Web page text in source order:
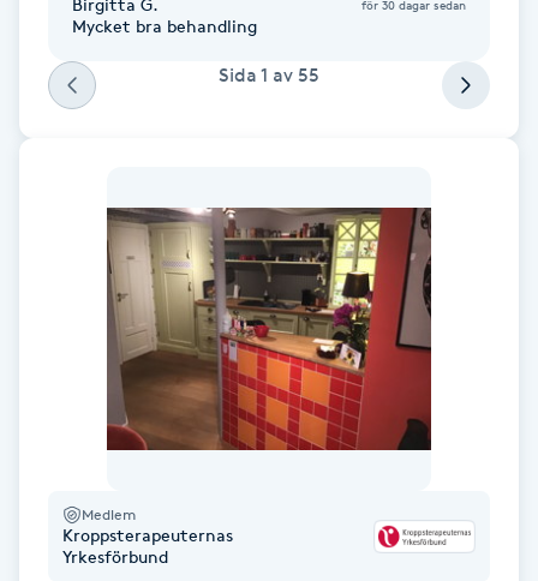
Fotsvamp
Fotvård
Fransborttagning
Fransfärgning
Fransförlängning
Fransförlängning Megavolym
Fransk manikyr
för 30 dagar sedan
Mycket bra behandling
Sida 1 av 55
Medlem
Kroppsterapeuternas
Yrkesförbund